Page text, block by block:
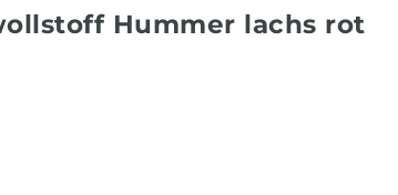
Hummer lachs rot